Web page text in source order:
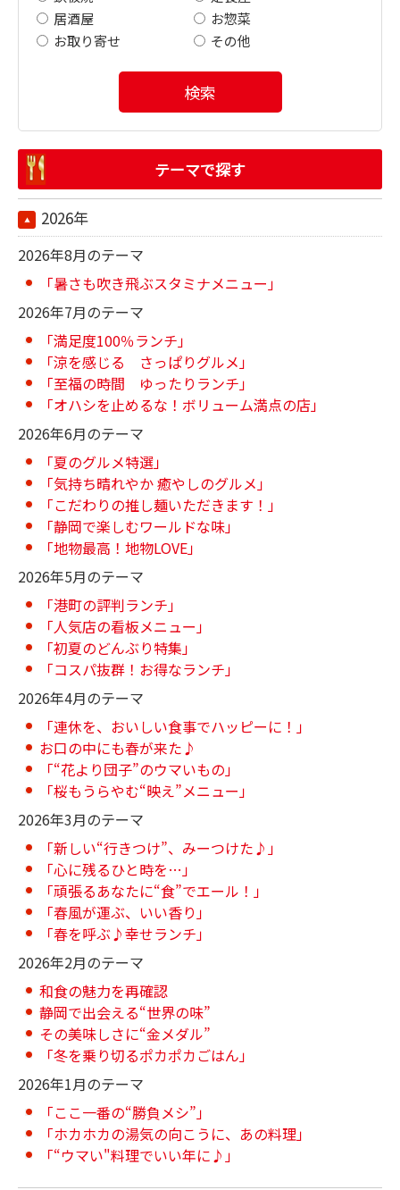
居酒屋
お惣菜
お取り寄せ
その他
検索
テーマで探す
2026年
2026年8月のテーマ
「暑さも吹き飛ぶスタミナメニュー」
2026年7月のテーマ
「満足度100％ランチ」
「涼を感じる さっぱりグルメ」
「至福の時間 ゆったりランチ」
「オハシを止めるな！ボリューム満点の店」
2026年6月のテーマ
「夏のグルメ特選」
「気持ち晴れやか 癒やしのグルメ」
「こだわりの推し麺いただきます！」
「静岡で楽しむワールドな味」
「地物最高！地物LOVE」
2026年5月のテーマ
「港町の評判ランチ」
「人気店の看板メニュー」
「初夏のどんぶり特集」
「コスパ抜群！お得なランチ」
2026年4月のテーマ
「連休を、おいしい食事でハッピーに！」
お口の中にも春が来た♪
「“花より団子”のウマいもの」
「桜もうらやむ“映え”メニュー」
2026年3月のテーマ
「新しい“行きつけ”、みーつけた♪」
「心に残るひと時を…」
「頑張るあなたに“食”でエール！」
「春風が運ぶ、いい香り」
「春を呼ぶ♪幸せランチ」
2026年2月のテーマ
和食の魅力を再確認
静岡で出会える“世界の味”
その美味しさに“金メダル”
「冬を乗り切るポカポカごはん」
2026年1月のテーマ
「ここ一番の“勝負メシ”」
「ホカホカの湯気の向こうに、あの料理」
「“ウマい"料理でいい年に♪」